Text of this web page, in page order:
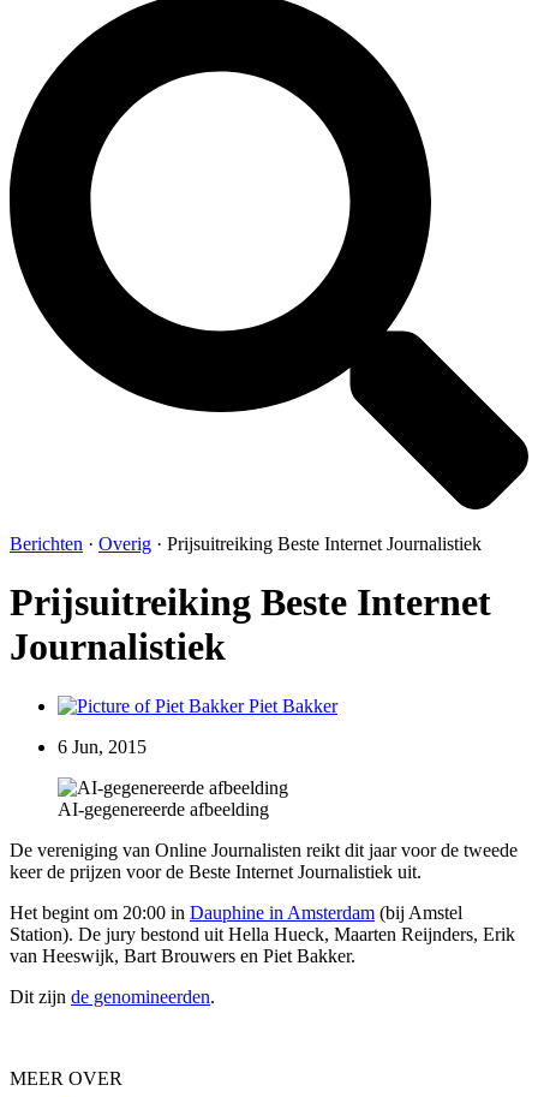
Berichten · Overig · Prijsuitreiking Beste Internet Journalistiek
Prijsuitreiking Beste Internet
Journalistiek
Piet Bakker
6 Jun, 2015
AI-gegenereerde afbeelding
De vereniging van Online Journalisten reikt dit jaar voor de tweede
keer de prijzen voor de Beste Internet Journalistiek uit.
Het begint om 20:00 in Dauphine in Amsterdam (bij Amstel
Station). De jury bestond uit Hella Hueck, Maarten Reijnders, Erik
van Heeswijk, Bart Brouwers en Piet Bakker.
Dit zijn de genomineerden.
MEER OVER